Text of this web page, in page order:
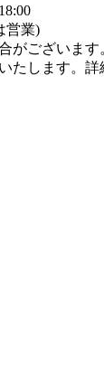
営業)
がございます
たします。詳